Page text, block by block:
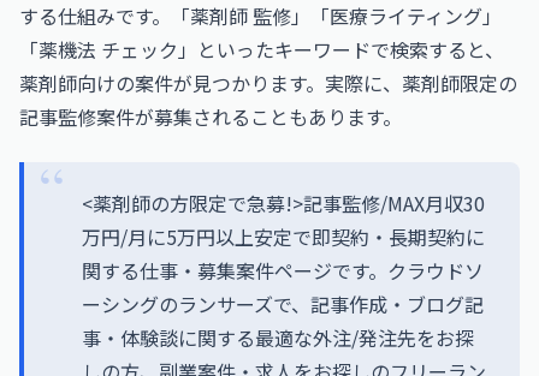
する仕組みです。「薬剤師 監修」「医療ライティング」
「薬機法 チェック」といったキーワードで検索すると、
薬剤師向けの案件が見つかります。実際に、薬剤師限定の
記事監修案件が募集されることもあります。
<薬剤師の方限定で急募!>記事監修/MAX月収30
万円/月に5万円以上安定で即契約・長期契約に
関する仕事・募集案件ページです。クラウドソ
ーシングのランサーズで、記事作成・ブログ記
事・体験談に関する最適な外注/発注先をお探